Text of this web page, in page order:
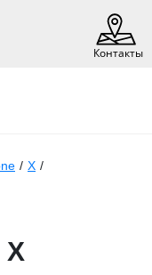
Контакты
/ X /
X